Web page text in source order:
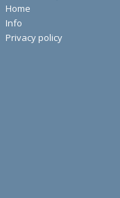
Home
Info
Privacy policy